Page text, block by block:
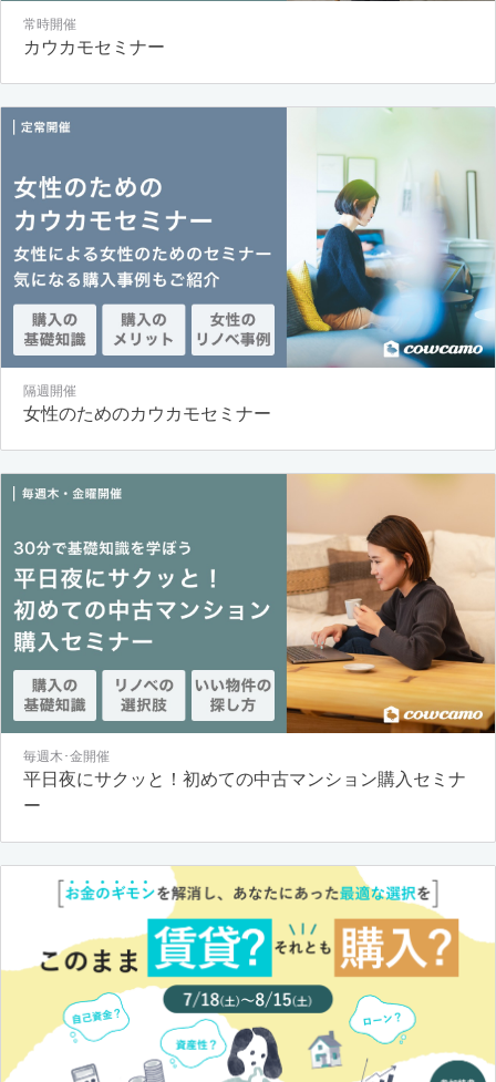
常時開催
カウカモセミナー
隔週開催
女性のためのカウカモセミナー
毎週木･金開催
平日夜にサクッと！初めての中古マンション購入セミナ
ー